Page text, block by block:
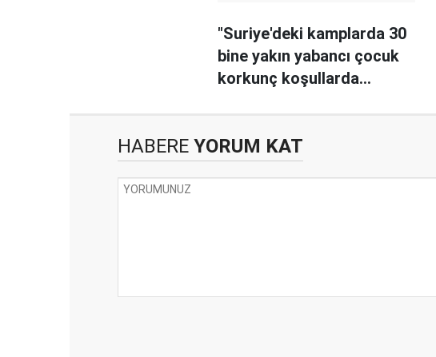
"Suriye'deki kamplarda 30
bine yakın yabancı çocuk
korkunç koşullarda
HABERE YORUM KAT